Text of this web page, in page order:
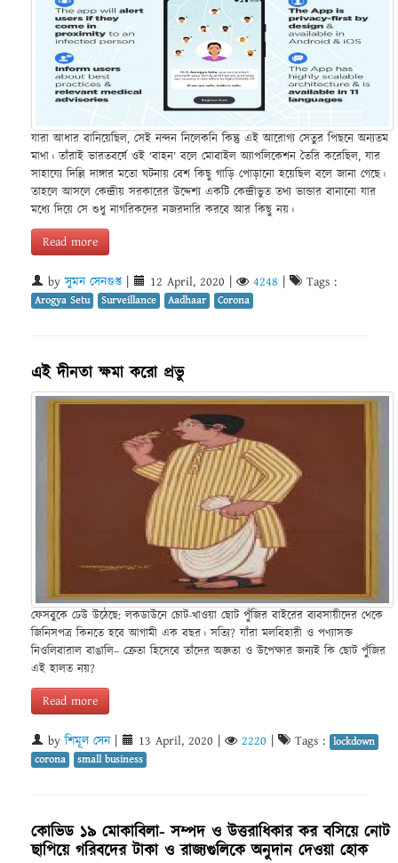
যারা আধার বানিয়েছিল, সেই নন্দন নিলেকনি কিন্তু এই আরোগ্য সেতুর পিছনে অন্যতম
মাথা। তাঁরাই ভারতবর্ষে ওই ‘বাহন’ বলে মোবাইল অ্যাপলিকেশন তৈরি করেছিল, যার
সাহায্যে দিল্লি দাঙ্গার মতো ঘটনায় বেশ কিছু গাড়ি পোড়ানো হয়েছিল বলে জানা গেছে।
তাহলে আসলে কেন্দ্রীয় সরকারের উদ্দেশ্য একটি কেন্দ্রীভুত তথ্য ভান্ডার বানানো যার
মধ্যে দিয়ে সে শুধু নাগরিকদের নজরদারি করবে আর কিছু নয়।
Read more
byসুমন সেনগুপ্ত | 12 April, 2020 | 4248 | Tags :
Arogya Setu Surveillance Aadhaar Corona
এই দীনতা ক্ষমা করো প্রভু
ফেসবুকে ঢেউ উঠেছে: লকডাউনে চোট-খাওয়া ছোট পুঁজির বাইরের ব্যবসায়ীদের থেকে
জিনিসপত্র কিনতে হবে আগামী এক বছর। সত্যি? যাঁরা মলবিহারী ও পণ্যাসক্ত
নিওলিবারাল বাঙালি– ক্রেতা হিসেবে তাঁদের অজ্ঞতা ও উপেক্ষার জন্যই কি ছোট পুঁজির
এই হালত নয়?
Read more
byশিমূল সেন| 13 April, 2020 | 2220 | Tags : lockdown
corona
small business
কোভিড ১৯ মোকাবিলা- সম্পদ ও উত্তরাধিকার কর বসিয়ে নোট
ছাপিয়ে গরিবদের টাকা ও রাজ্যগুলিকে অনুদান দেওয়া হোক